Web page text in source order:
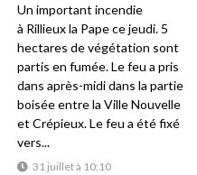
31 juillet à 10:10
Un important incendie
à Rillieux la Pape ce jeudi. 5
hectares de végétation sont
partis en fumée. Le feu a pris
dans après-midi dans la partie
boisée entre la Ville Nouvelle
et Crépieux. Le feu a été fixé
vers...